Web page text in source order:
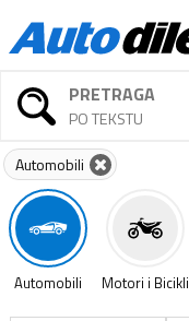
PRETRAGA
PO TEKSTU
Automobili
Automobili Motori i Bicikli